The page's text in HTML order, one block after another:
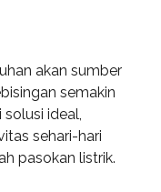
akan sumber
semakin
ideal,
sehari-hari
pasokan listrik.